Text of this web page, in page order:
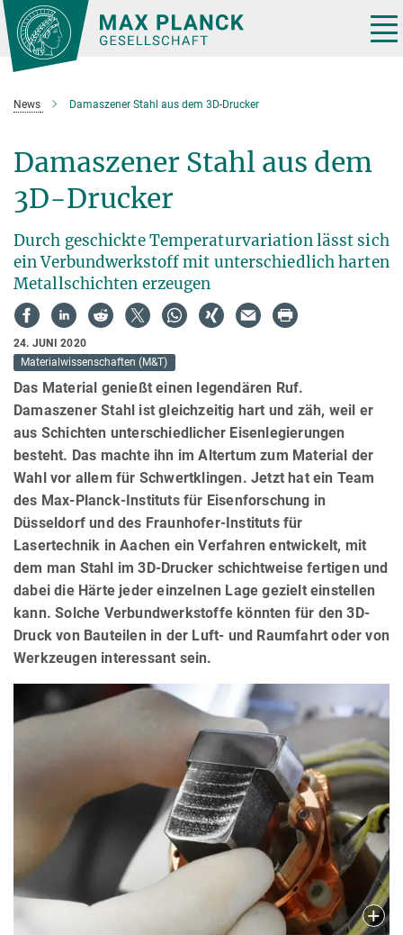
Hauptinhalt
News Damaszener Stahl aus dem 3D-Drucker
Damaszener Stahl aus dem
3D-Drucker
Durch geschickte Temperaturvariation lässt sich
ein Verbundwerkstoff mit unterschiedlich harten
Metallschichten erzeugen
24. JUNI 2020
Materialwissenschaften (M&T)
Das Material genießt einen legendären Ruf.
Damaszener Stahl ist gleichzeitig hart und zäh, weil er
aus Schichten unterschiedlicher Eisenlegierungen
besteht. Das machte ihn im Altertum zum Material der
Wahl vor allem für Schwertklingen. Jetzt hat ein Team
des Max-Planck-Instituts für Eisenforschung in
Düsseldorf und des Fraunhofer-Instituts für
Lasertechnik in Aachen ein Verfahren entwickelt, mit
dem man Stahl im 3D-Drucker schichtweise fertigen und
dabei die Härte jeder einzelnen Lage gezielt einstellen
kann. Solche Verbundwerkstoffe könnten für den 3D-
Druck von Bauteilen in der Luft- und Raumfahrt oder von
Werkzeugen interessant sein.